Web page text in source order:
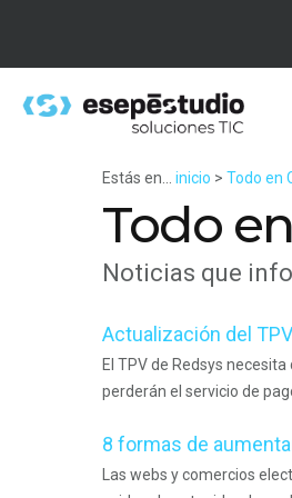
Estás en... inicio > Todo en
Todo
Noticias que
Actualización del
El TPV de Redsys
perderán el servicio de
8 formas de
Las webs y comercios